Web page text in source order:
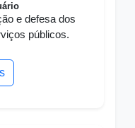
e defesa dos
públicos.